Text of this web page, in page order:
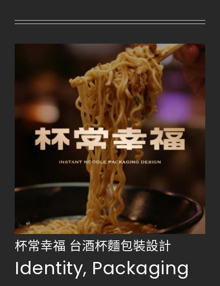
杯常幸福 台酒杯麵包裝設計
Identity, Packaging